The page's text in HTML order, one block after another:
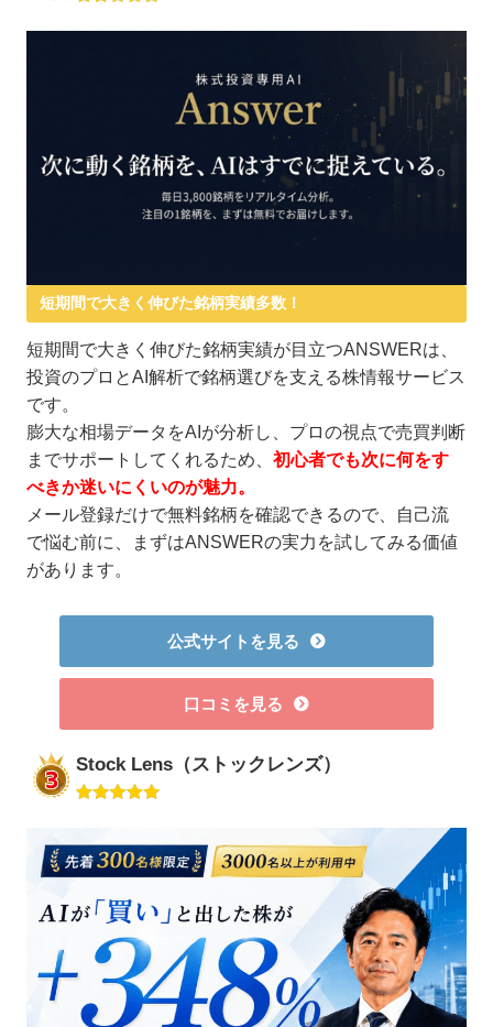
短期間で大きく伸びた銘柄実績多数！
短期間で大きく伸びた銘柄実績が目立つANSWERは、
投資のプロとAI解析で銘柄選びを支える株情報サービス
です。
膨大な相場データをAIが分析し、プロの視点で売買判断
までサポートしてくれるため、初心者でも次に何をす
べきか迷いにくいのが魅力。
メール登録だけで無料銘柄を確認できるので、自己流
で悩む前に、まずはANSWERの実力を試してみる価値
があります。
公式サイトを見る
口コミを見る
Stock Lens（ストックレンズ）